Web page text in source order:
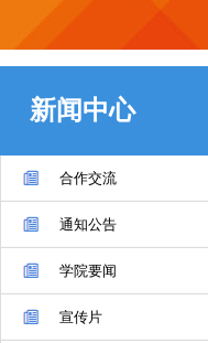
新闻中心
合作交流
通知公告
学院要闻
宣传片